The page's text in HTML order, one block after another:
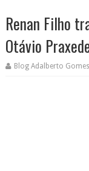
Renan Filho
Otávio
Blog Adalberto